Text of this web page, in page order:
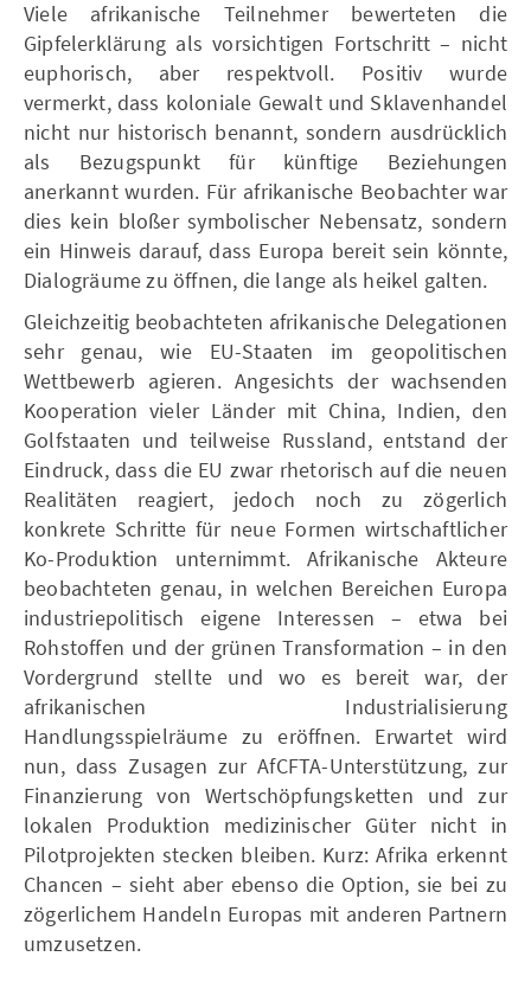
Viele afrikanische Teilnehmer bewerteten die
Gipfelerklärung als vorsichtigen Fortschritt – nicht
euphorisch, aber respektvoll. Positiv wurde
vermerkt, dass koloniale Gewalt und Sklavenhandel
nicht nur historisch benannt, sondern ausdrücklich
als Bezugspunkt für künftige Beziehungen
anerkannt wurden. Für afrikanische Beobachter war
dies kein bloßer symbolischer Nebensatz, sondern
ein Hinweis darauf, dass Europa bereit sein könnte,
Dialogräume zu öffnen, die lange als heikel galten.
Gleichzeitig beobachteten afrikanische Delegationen
sehr genau, wie EU-Staaten im geopolitischen
Wettbewerb agieren. Angesichts der wachsenden
Kooperation vieler Länder mit China, Indien, den
Golfstaaten und teilweise Russland, entstand der
Eindruck, dass die EU zwar rhetorisch auf die neuen
Realitäten reagiert, jedoch noch zu zögerlich
konkrete Schritte für neue Formen wirtschaftlicher
Ko-Produktion unternimmt. Afrikanische Akteure
beobachteten genau, in welchen Bereichen Europa
industriepolitisch eigene Interessen – etwa bei
Rohstoffen und der grünen Transformation – in den
Vordergrund stellte und wo es bereit war, der
afrikanischen Industrialisierung
Handlungsspielräume zu eröffnen. Erwartet wird
nun, dass Zusagen zur AfCFTA-Unterstützung, zur
Finanzierung von Wertschöpfungsketten und zur
lokalen Produktion medizinischer Güter nicht in
Pilotprojekten stecken bleiben. Kurz: Afrika erkennt
Chancen – sieht aber ebenso die Option, sie bei zu
zögerlichem Handeln Europas mit anderen Partnern
umzusetzen.